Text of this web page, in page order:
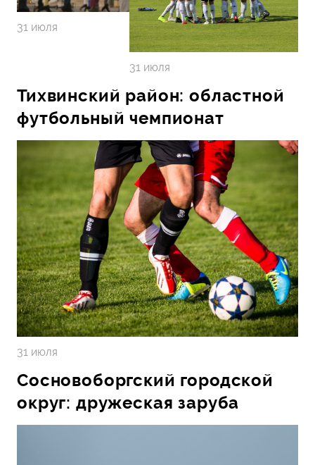
31 июля
31 июля
Тихвинский район: областной
футбольный чемпионат
31 июля
Сосновоборгский городской
округ: дружеская заруба